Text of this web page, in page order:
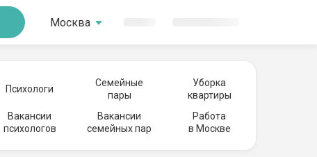
Москва
Психологи
Семейные
пары
Уборка
квартиры
Вакансии
психологов
Вакансии
семейных пар
Работа
в Москве